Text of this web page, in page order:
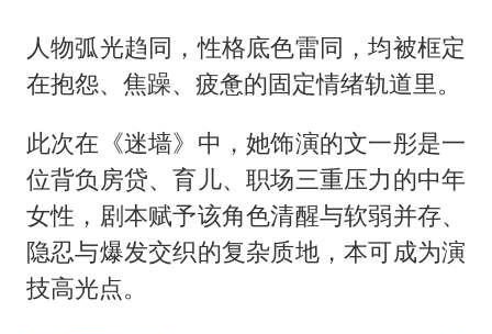
人物弧光趋同，性格底色雷同，均被框定
在抱怨、焦躁、疲惫的固定情绪轨道里。
此次在《迷墙》中，她饰演的文一彤是一
位背负房贷、育儿、职场三重压力的中年
女性，剧本赋予该角色清醒与软弱并存、
隐忍与爆发交织的复杂质地，本可成为演
技高光点。